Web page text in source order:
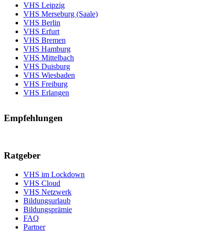
VHS Leipzig
VHS Merseburg (Saale)
VHS Berlin
VHS Erfurt
VHS Bremen
VHS Hamburg
VHS Mittelbach
VHS Duisburg
VHS Wiesbaden
VHS Freiburg
VHS Erlangen
Empfehlungen
Ratgeber
VHS im Lockdown
VHS Cloud
VHS Netzwerk
Bildungsurlaub
Bildungsprämie
FAQ
Partner